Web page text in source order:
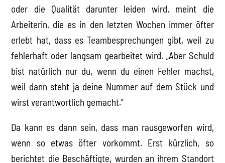
oder die Qualität darunter leiden wird, meint die
Arbeiterin, die es in den letzten Wochen immer öfter
erlebt hat, dass es Teambesprechungen gibt, weil zu
fehlerhaft oder langsam gearbeitet wird. „Aber Schuld
bist natürlich nur du, wenn du einen Fehler machst,
weil dann steht ja deine Nummer auf dem Stück und
wirst verantwortlich gemacht.“
Da kann es dann sein, dass man rausgeworfen wird,
wenn so etwas öfter vorkommt. Erst kürzlich, so
berichtet die Beschäftigte, wurden an ihrem Standort